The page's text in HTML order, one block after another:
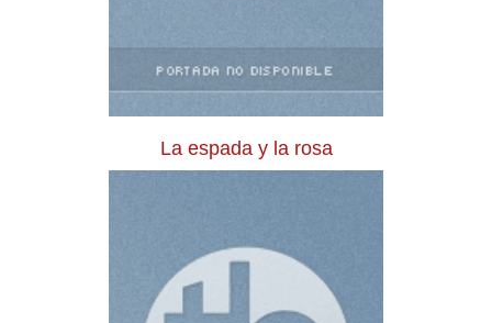
La espada y la rosa